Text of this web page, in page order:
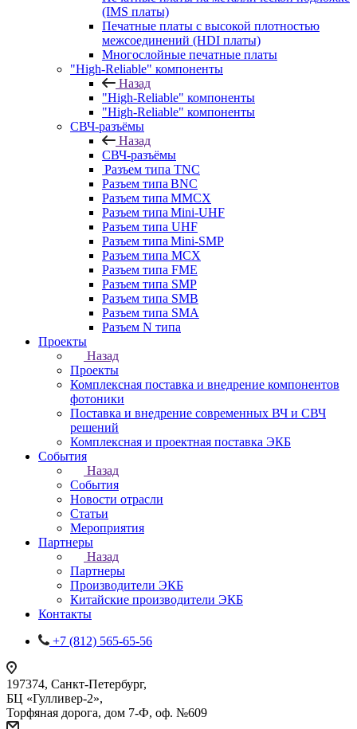
(IMS платы)
Печатные платы с высокой плотностью
межсоединений (HDI платы)
Многослойные печатные платы
"High-Reliable" компоненты
Назад
"High-Reliable" компоненты
"High-Reliable" компоненты
СВЧ-разъёмы
Назад
СВЧ-разъёмы
Разъем типа TNC
Разъем типа BNC
Разъем типа MMCX
Разъем типа Mini-UHF
Разъем типа UHF
Разъем типа Mini-SMP
Разъем типа MCX
Разъем типа FME
Разъем типа SMP
Разъем типа SMB
Разъем типа SMA
Разъем N типа
Проекты
Назад
Проекты
Комплексная поставка и внедрение компонентов
фотоники
Поставка и внедрение современных ВЧ и СВЧ
решений
Комплексная и проектная поставка ЭКБ
События
Назад
События
Новости отрасли
Статьи
Мероприятия
Партнеры
Назад
Партнеры
Производители ЭКБ
Китайские производители ЭКБ
Контакты
+7 (812) 565-65-56
197374, Санкт-Петербург,
БЦ «Гулливер-2»,
Торфяная дорога, дом 7-Ф, оф. №609